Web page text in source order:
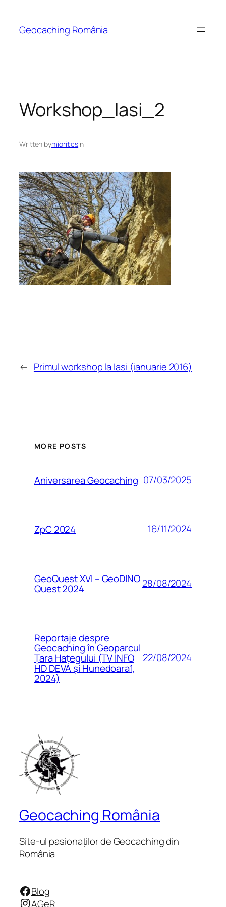
content
Geocaching România
Workshop_Iasi_2
Written bymioriticsin
← Primul workshop la Iasi (ianuarie 2016)
MORE POSTS
Aniversarea Geocaching 07/03/2025
ZpC 2024 16/11/2024
GeoQuest XVI – GeoDINO
Quest 2024 28/08/2024
Reportaje despre
Geocaching în Geoparcul
Țara Hațegului (TV INFO
HD DEVA și Hunedoara1,
2024)
22/08/2024
Geocaching România
Site-ul pasionaților de Geocaching din
România
Facebook
Instagram
Blog
AGeR